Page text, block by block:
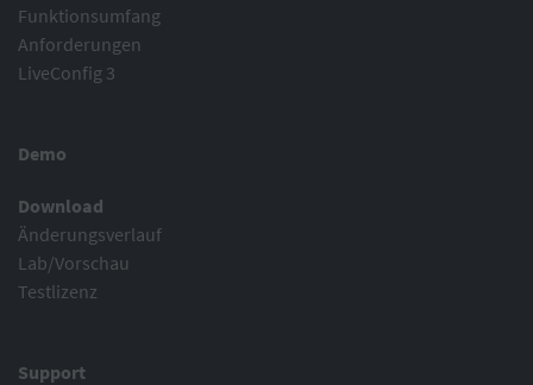
Funktionsumfang
Anforderungen
LiveConfig 3
Demo
Download
Änderungsverlauf
Lab/Vorschau
Testlizenz
Support